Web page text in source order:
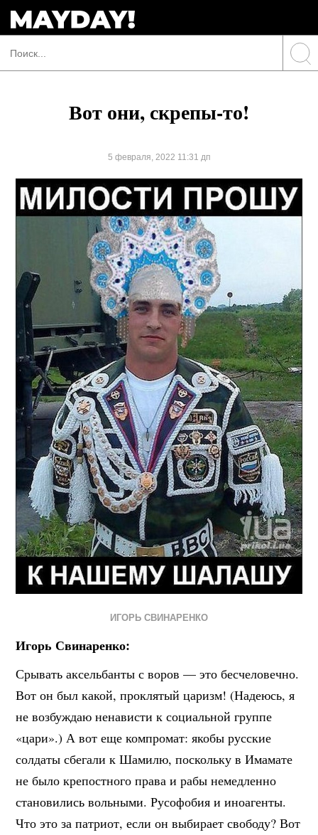
Вот они, скрепы-то!
5 февраля, 2022 11:31 дп
ИГОРЬ СВИНАРЕНКО
Игорь Свинаренко:
Срывать аксельбанты с воров — это бесчеловечно.
Вот он был какой, проклятый царизм! (Надеюсь, я
не возбуждаю ненависти к социальной группе
«цари».) А вот еще компромат: якобы русские
солдаты сбегали к Шамилю, поскольку в Имамате
не было крепостного права и рабы немедленно
становились вольными. Русофобия и иноагенты.
Что это за патриот, если он выбирает свободу? Вот